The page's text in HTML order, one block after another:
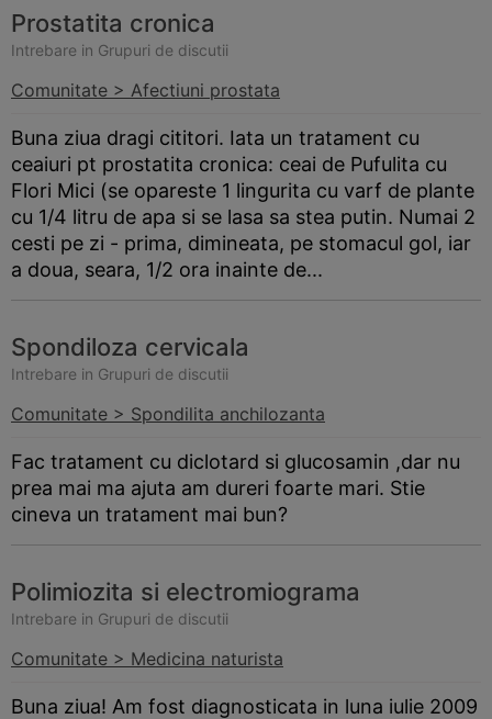
Prostatita cronica
Intrebare in Grupuri de discutii
Comunitate > Afectiuni prostata
Buna ziua dragi cititori. Iata un tratament cu
ceaiuri pt prostatita cronica: ceai de Pufulita cu
Flori Mici (se opareste 1 lingurita cu varf de plante
cu 1/4 litru de apa si se lasa sa stea putin. Numai 2
cesti pe zi - prima, dimineata, pe stomacul gol, iar
a doua, seara, 1/2 ora inainte de...
Spondiloza cervicala
Intrebare in Grupuri de discutii
Comunitate > Spondilita anchilozanta
Fac tratament cu diclotard si glucosamin ,dar nu
prea mai ma ajuta am dureri foarte mari. Stie
cineva un tratament mai bun?
Polimiozita si electromiograma
Intrebare in Grupuri de discutii
Comunitate > Medicina naturista
Buna ziua! Am fost diagnosticata in luna iulie 2009